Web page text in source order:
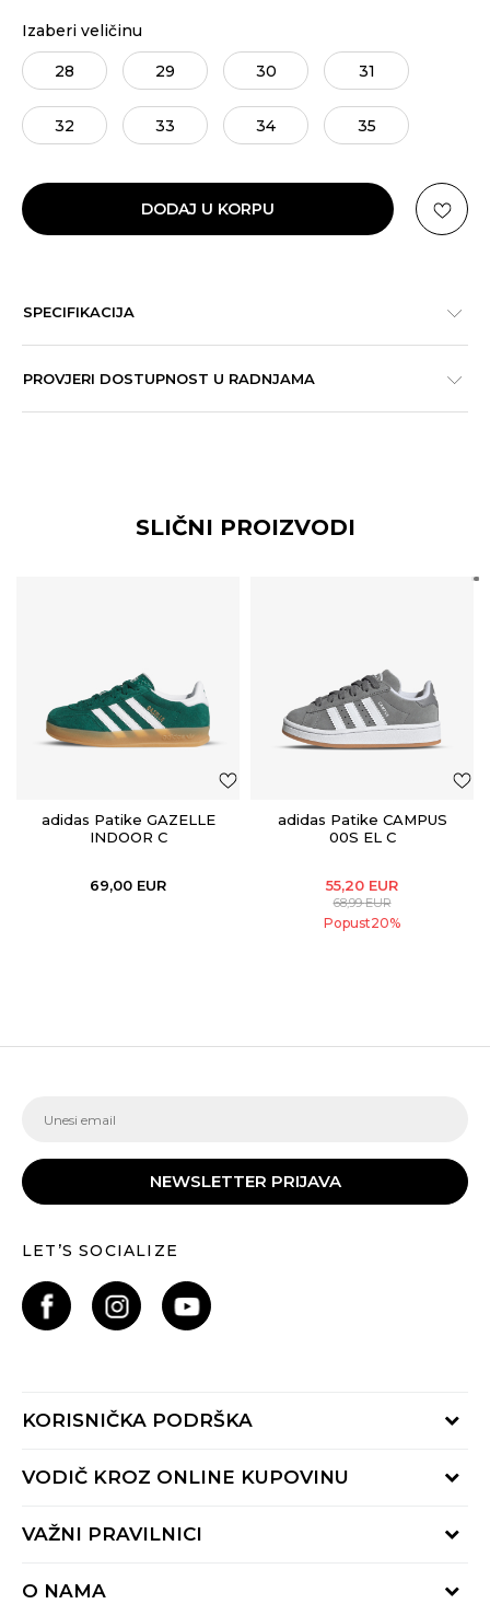
Izaberi veličinu
28 29 30 31
32 33 34 35
DODAJ U KORPU
SPECIFIKACIJA
PROVJERI DOSTUPNOST U RADNJAMA
SLIČNI PROIZVODI
adidas Patike GAZELLE
INDOOR C
69,00 EUR
adidas Patike CAMPUS
00S EL C
55,20 EUR
68,99EUR
Popust20%
NEWSLETTER PRIJAVA
LET’S SOCIALIZE
KORISNIČKA PODRŠKA
Provjeri status porudžbine
Radno vrijeme 9-16h
VODIČ KROZ ONLINE KUPOVINU
Načini isporuke
Reklamacije
VAŽNI PRAVILNICI
O NAMA